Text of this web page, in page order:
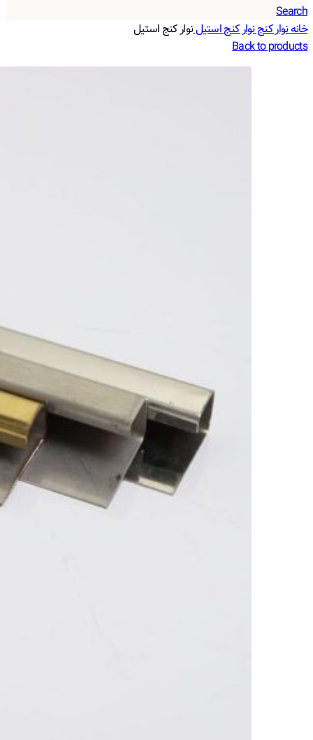
Search
خانهنوار کنجنوار کنج استیلنوار کنج استیل
Back to products